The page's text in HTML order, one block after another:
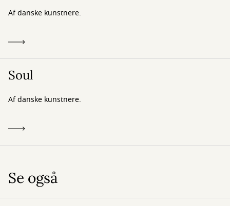
Af danske kunstnere.
Soul
Af danske kunstnere.
Se også